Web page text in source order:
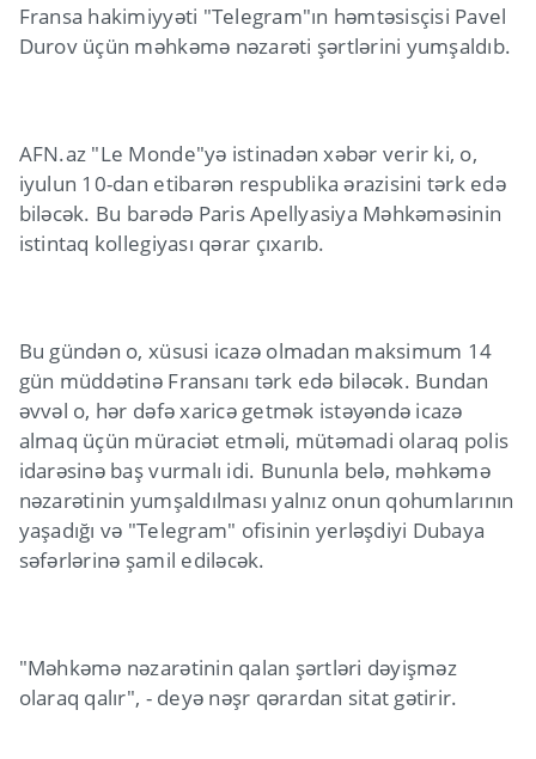
Fransa hakimiyyəti "Telegram"ın həmtəsisçisi Pavel
Durov üçün məhkəmə nəzarəti şərtlərini yumşaldıb.
AFN.az "Le Monde"yə istinadən xəbər verir ki, o,
iyulun 10-dan etibarən respublika ərazisini tərk edə
biləcək. Bu barədə Paris Apellyasiya Məhkəməsinin
istintaq kollegiyası qərar çıxarıb.
Bu gündən o, xüsusi icazə olmadan maksimum 14
gün müddətinə Fransanı tərk edə biləcək. Bundan
əvvəl o, hər dəfə xaricə getmək istəyəndə icazə
almaq üçün müraciət etməli, mütəmadi olaraq polis
idarəsinə baş vurmalı idi. Bununla belə, məhkəmə
nəzarətinin yumşaldılması yalnız onun qohumlarının
yaşadığı və "Telegram" ofisinin yerləşdiyi Dubaya
səfərlərinə şamil ediləcək.
"Məhkəmə nəzarətinin qalan şərtləri dəyişməz
olaraq qalır", - deyə nəşr qərardan sitat gətirir.